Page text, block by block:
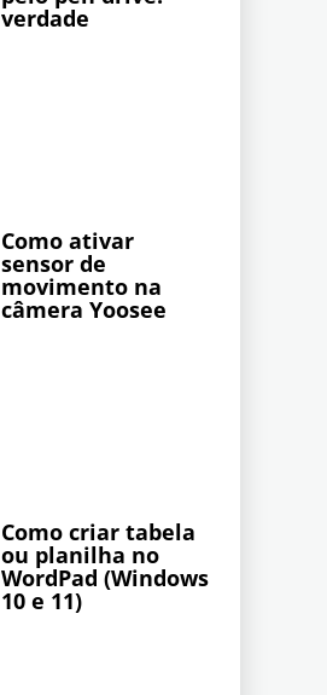
verdade
Como ativar
sensor de
movimento na
câmera Yoosee
Como criar tabela
ou planilha no
WordPad (Windows
10 e 11)